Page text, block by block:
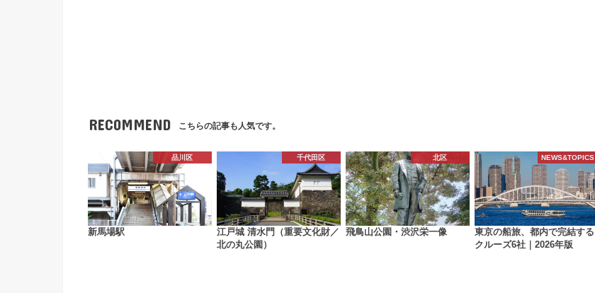
RECOMMEND こちらの記事も人気です。
品川区
新馬場駅
千代田区
江戸城 清水門（重要文化財／
北の丸公園）
北区
飛鳥山公園・渋沢栄一像
NEWS&TOPICS
東京の船旅、都内で完結する
クルーズ6社｜2026年版